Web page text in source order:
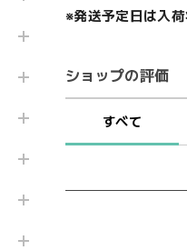
※発送予定日は入
ショップの評価
すべて